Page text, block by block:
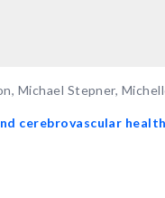
Michael Stepner,
cerebrovascular